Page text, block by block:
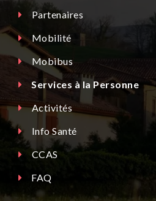
Partenaires
Mobilité
Mobibus
Services à la Personne
Activités
Info Santé
CCAS
FAQ